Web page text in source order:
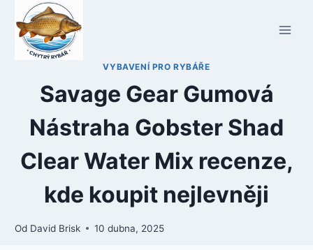
Přeskočit
obsah
VYBAVENÍ PRO RYBÁŘE
Savage Gear Gumová
Nástraha Gobster Shad
Clear Water Mix recenze,
kde koupit nejlevněji
Od David Brisk 10 dubna, 2025